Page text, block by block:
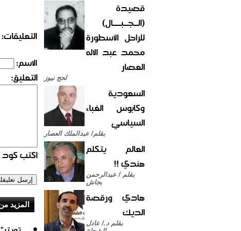
قصيدة
(الــجــبــــال)
للراحل الأسطورة
محمد عبد الاله
العصار
لحج نيوز
السعودية
وكابوس الغباء
السياسي
بقلم/ عبدالملك العصار
العالم يتكلم
هندي !!
بقلم / عبدالرحمن
بجاش
هادي ورقصة
الديك
بقلم د./ عادل
التعليقات:
الاسم:
التعليق:
اكتب كود
المزيد